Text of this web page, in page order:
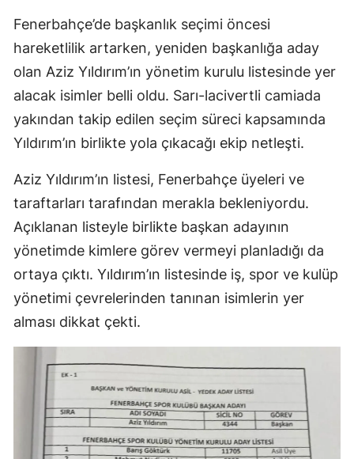
Fenerbahçe’de başkanlık seçimi öncesi
hareketlilik artarken, yeniden başkanlığa aday
olan Aziz Yıldırım’ın yönetim kurulu listesinde yer
alacak isimler belli oldu. Sarı-lacivertli camiada
yakından takip edilen seçim süreci kapsamında
Yıldırım’ın birlikte yola çıkacağı ekip netleşti.
Aziz Yıldırım’ın listesi, Fenerbahçe üyeleri ve
taraftarları tarafından merakla bekleniyordu.
Açıklanan listeyle birlikte başkan adayının
yönetimde kimlere görev vermeyi planladığı da
ortaya çıktı. Yıldırım’ın listesinde iş, spor ve kulüp
yönetimi çevrelerinden tanınan isimlerin yer
alması dikkat çekti.